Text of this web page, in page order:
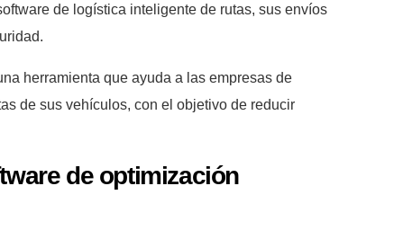
de logística inteligente de rutas, sus envíos
herramienta que ayuda a las empresas de
de sus vehículos, con el objetivo de reducir
de optimización